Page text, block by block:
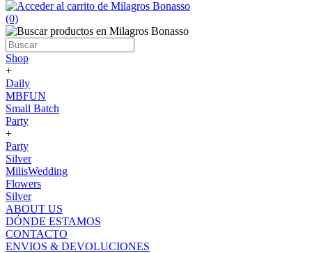
(0)
Shop
+
Daily
MBFUN
Small Batch
Party
+
Party
Silver
MilisWedding
Flowers
Silver
ABOUT US
DÓNDE ESTAMOS
CONTACTO
ENVIOS & DEVOLUCIONES